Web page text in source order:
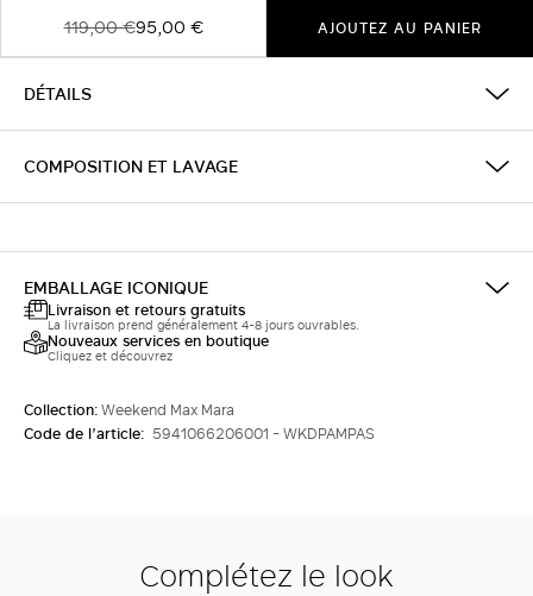
119,00 €95,00 € AJOUTEZ AU PANIER
DÉTAILS
COMPOSITION ET LAVAGE
EMBALLAGE ICONIQUE
Livraison et retours gratuits
La livraison prend généralement 4-8 jours ouvrables.
Nouveaux services en boutique
Cliquez et découvrez
Collection:Weekend Max Mara
Code de l’article: 5941066206001 - WKDPAMPAS
Complétez le look